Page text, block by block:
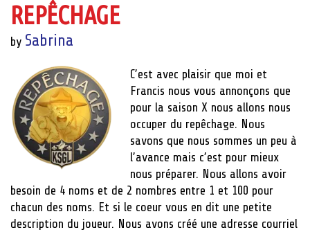
REPÊCHAGE
by Sabrina
C’est avec plaisir que moi et
Francis nous vous annonçons que
pour la saison X nous allons nous
occuper du repêchage. Nous
savons que nous sommes un peu à
l’avance mais c’est pour mieux
nous préparer. Nous allons avoir
besoin de 4 noms et de 2 nombres entre 1 et 100 pour
chacun des noms. Et si le coeur vous en dit une petite
description du joueur. Nous avons créé une adresse courriel